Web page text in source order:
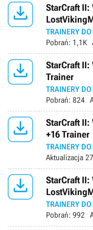

StarCraft
TRAINERY DO
Pobrań: 1,1K

StarCraft II:
Trainer
TRAINERY DO
Pobrań: 824

StarCraft II:
+16 Trainer
TRAINERY DO
Aktualizacja

StarCraft
TRAINERY DO
Pobrań: 992